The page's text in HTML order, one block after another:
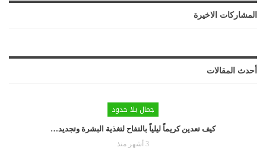
المشاركات الاخيرة
أحدث المقالات
جمال بلا حدود
كيف تعدين كريماً ليلياً بالتفاح لتغذية البشرة وتجديد…
3 أشهر منذ